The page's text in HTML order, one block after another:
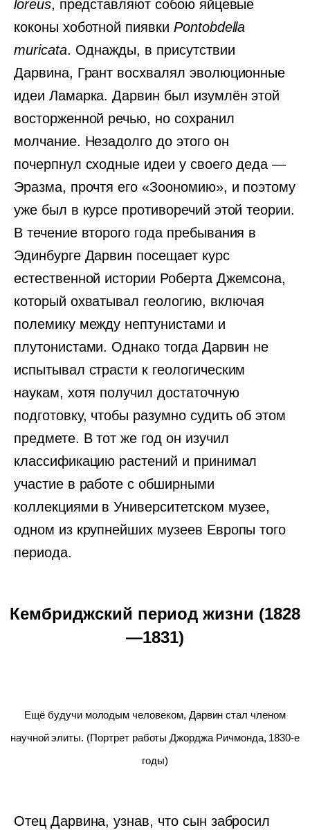
loreus, представляют собою яйцевые
коконы хоботной пиявки Pontobdella
muricata. Однажды, в присутствии
Дарвина, Грант восхвалял эволюционные
идеи Ламарка. Дарвин был изумлён этой
восторженной речью, но сохранил
молчание. Незадолго до этого он
почерпнул сходные идеи у своего деда —
Эразма, прочтя его «Зоономию», и поэтому
уже был в курсе противоречий этой теории.
В течение второго года пребывания в
Эдинбурге Дарвин посещает курс
естественной истории Роберта Джемсона,
который охватывал геологию, включая
полемику между нептунистами и
плутонистами. Однако тогда Дарвин не
испытывал страсти к геологическим
наукам, хотя получил достаточную
подготовку, чтобы разумно судить об этом
предмете. В тот же год он изучил
классификацию растений и принимал
участие в работе с обширными
коллекциями в Университетском музее,
одном из крупнейших музеев Европы того
периода.
Кембриджский период жизни (1828
—1831)
Ещё будучи молодым человеком, Дарвин стал членом
научной элиты. (Портрет работы Джорджа Ричмонда, 1830-е
годы)
Отец Дарвина, узнав, что сын забросил